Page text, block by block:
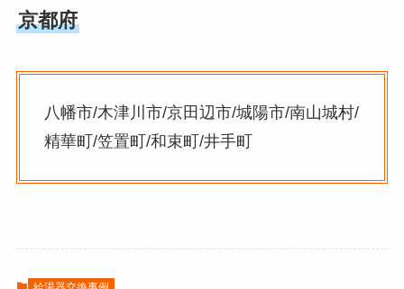
京都府
八幡市/木津川市/京田辺市/城陽市/南山城村/
精華町/笠置町/和束町/井手町